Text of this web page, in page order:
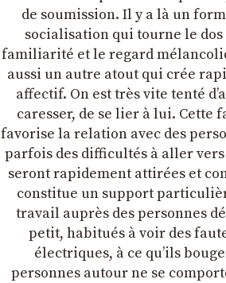
de soumission. Il y a là un
socialisation qui tourne le
familiarité et le regard
aussi un autre atout qui crée
affectif. On est très vite tenté
caresser, de se lier à lui. Cette
favorise la relation avec des
parfois des difficultés à aller vers
seront rapidement attirées et
constitue un support
travail auprès des personnes
petit, habitués à voir des
électriques, à ce quʼils
personnes autour ne se